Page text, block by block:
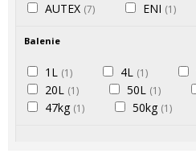
AUTEX (7) ENI (1)
Balenie
1L (1) 4L (1)
20L (1) 50L (1)
47kg (1) 50kg (1)